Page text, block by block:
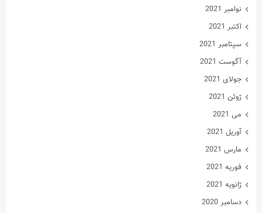
نوامبر 2021
اکتبر 2021
سپتامبر 2021
آگوست 2021
جولای 2021
ژوئن 2021
می 2021
آوریل 2021
مارس 2021
فوریه 2021
ژانویه 2021
دسامبر 2020